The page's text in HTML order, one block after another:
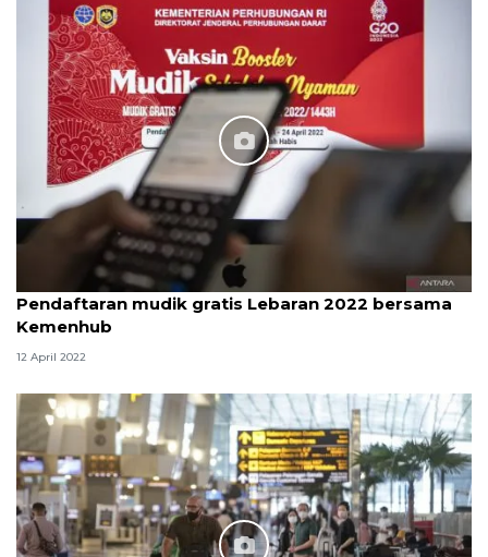
Pendaftaran mudik gratis Lebaran 2022 bersama
Kemenhub
12 April 2022